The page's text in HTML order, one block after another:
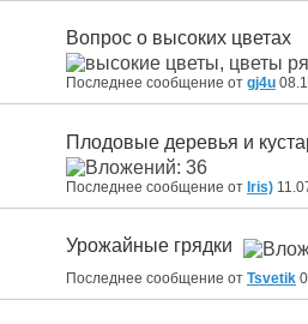
Вопрос о высоких цветах
Последнее сообщение от gj4u
Плодовые деревья и
Последнее сообщение от Iris)
Урожайные грядки
Последнее сообщение от Tsvetik